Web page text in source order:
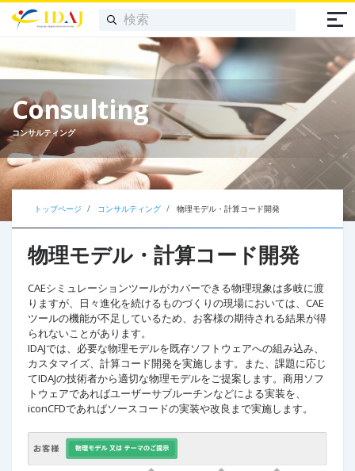
Consulting
コンサルティング
トップページ コンサルティング 物理モデル・計算コード開発
物理モデル・計算コード開発
CAEシミュレーションツールがカバーできる物理現象は多岐に渡
りますが、日々進化を続けるものづくりの現場においては、CAE
ツールの機能が不足しているため、お客様の期待される結果が得
られないことがあります。
IDAJでは、必要な物理モデルを既存ソフトウェアへの組み込み、
カスタマイズ、計算コード開発を実施します。また、課題に応じ
てIDAJの技術者から適切な物理モデルをご提案します。商用ソフ
トウェアであればユーザーサブルーチンなどによる実装を、
iconCFDであればソースコードの実装や改良まで実施します。